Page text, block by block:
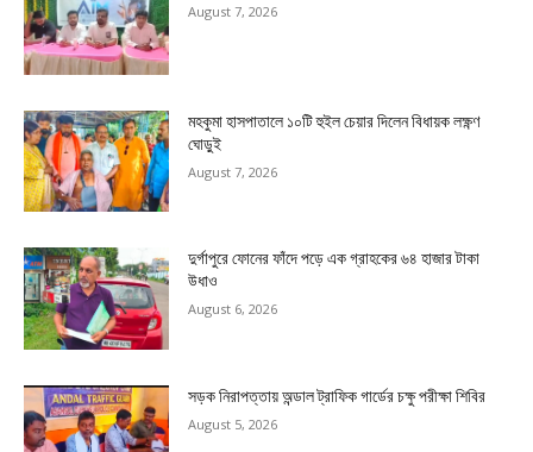
August 7, 2026
মহকুমা হাসপাতালে ১০টি হুইল চেয়ার দিলেন বিধায়ক লক্ষ্ণণ
ঘোড়ুই
August 7, 2026
দুর্গাপুরে ফোনের ফাঁদে পড়ে এক গ্রাহকের ৬৪ হাজার টাকা
উধাও
August 6, 2026
সড়ক নিরাপত্তায় অন্ডাল ট্রাফিক গার্ডের চক্ষু পরীক্ষা শিবির
August 5, 2026